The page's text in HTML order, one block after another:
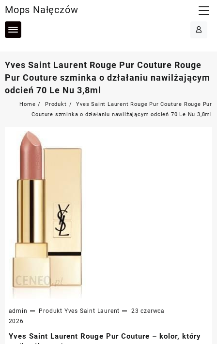
to
content
Mops Nałęczów
Yves Saint Laurent Rouge Pur Couture Rouge
Pur Couture szminka o dzłałaniu nawilżającym
odcień 70 Le Nu 3,8ml
Home Produkt
Yves Saint Laurent Rouge Pur Couture Rouge Pur
Couture szminka o dzłałaniu nawilżającym odcień 70 Le Nu 3,8ml
admin Produkt Yves Saint Laurent
23 czerwca
2026
Yves Saint Laurent Rouge Pur Couture – kolor, który